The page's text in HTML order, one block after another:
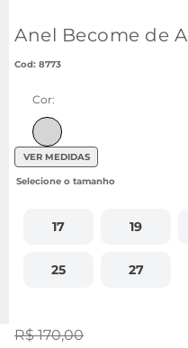
Anel Become de
: 8773
Cor:
VER MEDIDAS
17 19
25 27
R$ 170,00